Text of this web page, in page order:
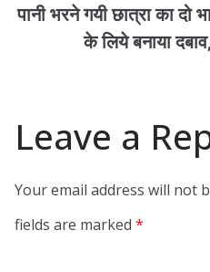
पानी भरने गयी छात्रा का दो
के लिये बनाया
Leave a
Your email address will not
fields are marked *